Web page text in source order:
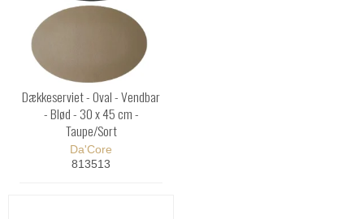
Dækkeserviet - Oval - Vendbar
- Blød - 30 x 45 cm -
Taupe/Sort
Da'Core
813513